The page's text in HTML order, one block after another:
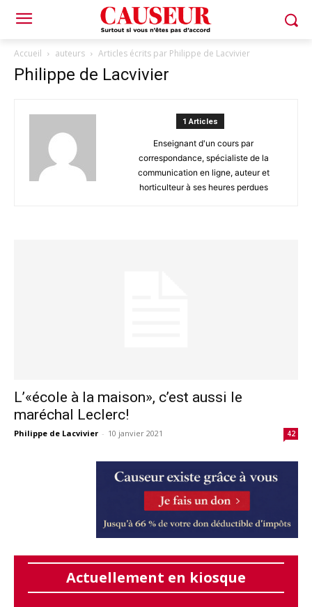
Accueil auteurs Articles écrits par Philippe de Lacvivier
Philippe de Lacvivier
1 Articles
Enseignant d'un cours par
correspondance, spécialiste de la
communication en ligne, auteur et
horticulteur à ses heures perdues
L’«école à la maison», c’est aussi le
maréchal Leclerc!
Philippe de Lacvivier - 10 janvier 2021 42
Actuellement en kiosque